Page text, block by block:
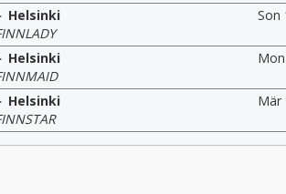
Helsinki
Son
Helsinki
Helsinki
Mär